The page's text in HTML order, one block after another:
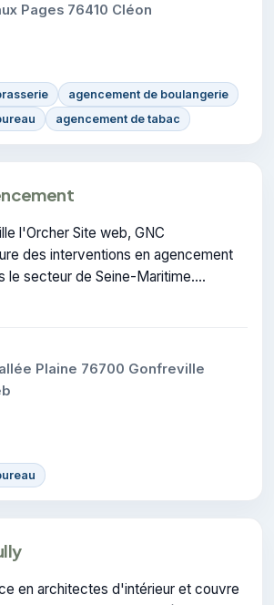
Pages 76410 Cléon
agencement de boulangerie
agencement de tabac
l'Orcher Site web, GNC
des interventions en agencement
le secteur de Seine-Maritime.
atteste du savoir-faire de
Plaine 76700 Gonfreville
en architectes d'intérieur et couvre